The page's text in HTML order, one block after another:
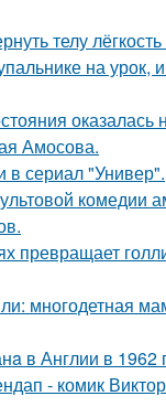
телу
на урок,
оказалась
Амосова.
в сериал "Универ".
комедии
превращает
многодетная
в Англии в 1962
- комик